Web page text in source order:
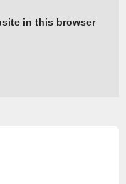
in this browser